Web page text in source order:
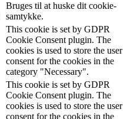
Bruges til at huske dit cookie-
samtykke.
This cookie is set by GDPR
Cookie Consent plugin. The
cookies is used to store the user
consent for the cookies in the
category "Necessary".
This cookie is set by GDPR
Cookie Consent plugin. The
cookies is used to store the user
consent for the cookies in the